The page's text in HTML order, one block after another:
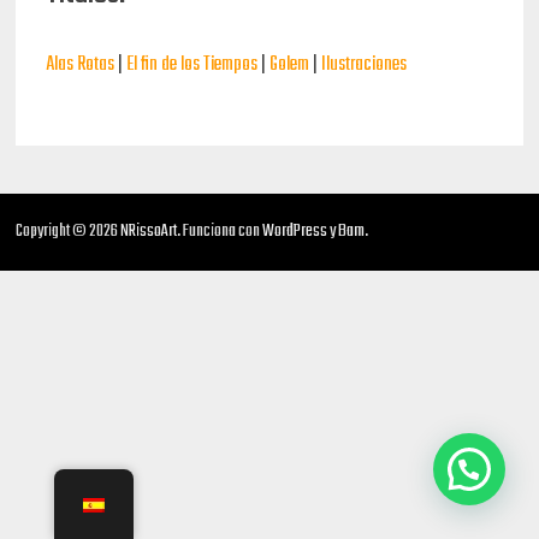
Alas Rotas|El fin de los Tiempos|Golem|Ilustraciones
Copyright © 2026NRissoArt. Funciona conWordPressyBam.